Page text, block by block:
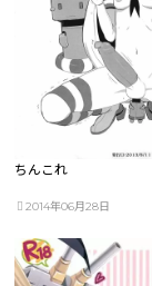
ちんこれ
2014年06月28日